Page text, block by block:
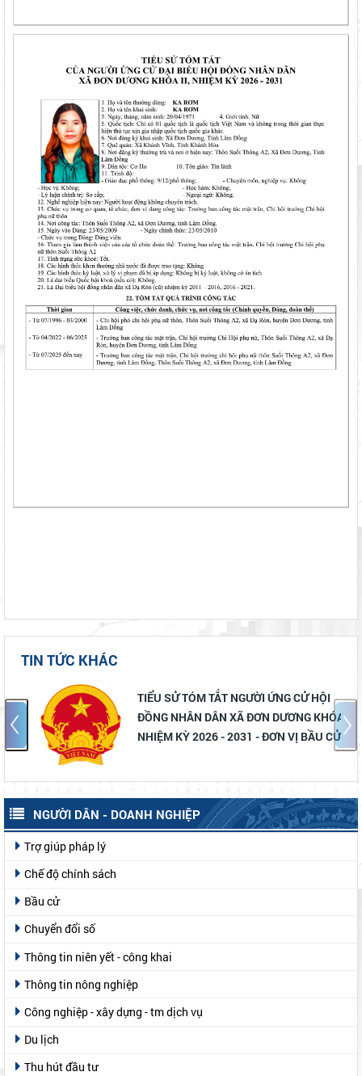
TIN TỨC KHÁC
TIỂU SỬ TÓM TẮT NGƯỜI ỨNG CỬ HỘI
ĐỒNG NHÂN DÂN XÃ ĐƠN DƯƠNG KHÓA II,
NHIỆM KỲ 2026 - 2031 - ĐƠN VỊ BẦU CỬ SỐ
NGƯỜI DÂN - DOANH NGHIỆP
Trợ giúp pháp lý
Chế độ chính sách
Bầu cử
Chuyển đổi số
Thông tin niên yết - công khai
Thông tin nông nghiệp
Công nghiệp - xây dựng - tm dịch vụ
Du lịch
Thu hút đầu tư